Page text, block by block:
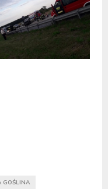
GOŚLINA